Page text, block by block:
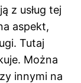
z usług tej
aspekt,
Tutaj
Można
innymi na